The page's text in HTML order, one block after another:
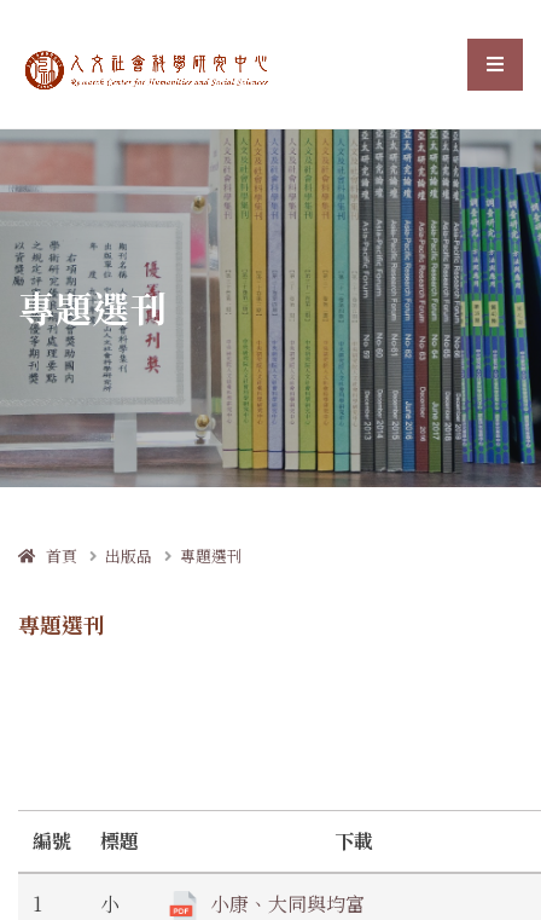
中央研究院人文社會科選
:::
專題選刊
首頁 出版品 專題選刊
專題選刊
編號 標題 下載
1
小
小康、大同與均富